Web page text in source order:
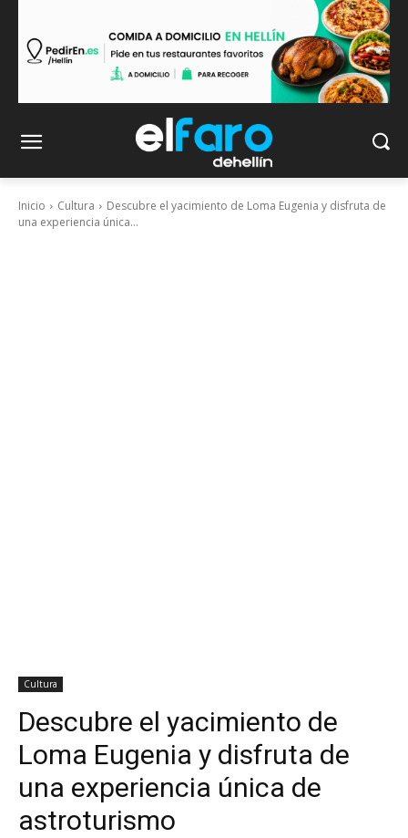
Inicio Cultura
Descubre el yacimiento de Loma Eugenia y disfruta de
una experiencia única...
Cultura
Descubre el yacimiento de
Loma Eugenia y disfruta de
una experiencia única de
astroturismo